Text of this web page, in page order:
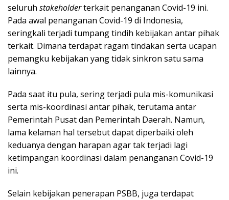
seluruh stakeholderterkait penanganan Covid-19 ini.
Pada awal penanganan Covid-19 di Indonesia,
seringkali terjadi tumpang tindih kebijakan antar pihak
terkait. Dimana terdapat ragam tindakan serta ucapan
pemangku kebijakan yang tidak sinkron satu sama
lainnya.
Pada saat itu pula, sering terjadi pula mis-komunikasi
serta mis-koordinasi antar pihak, terutama antar
Pemerintah Pusat dan Pemerintah Daerah. Namun,
lama kelaman hal tersebut dapat diperbaiki oleh
keduanya dengan harapan agar tak terjadi lagi
ketimpangan koordinasi dalam penanganan Covid-19
ini.
Selain kebijakan penerapan PSBB, juga terdapat